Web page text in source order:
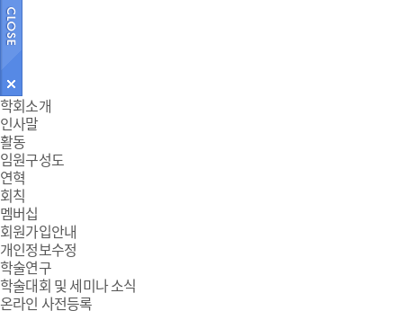
주
메
뉴
학회소개
인사말
활동
임원구성도
연혁
회칙
멤버십
회원가입안내
개인정보수정
학술연구
학술대회 및 세미나 소식
온라인 사전등록